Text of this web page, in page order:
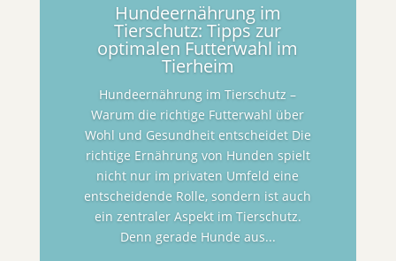
Hundeernährung im
Tierschutz: Tipps zur
optimalen Futterwahl im
Tierheim
Hundeernährung im Tierschutz –
Warum die richtige Futterwahl über
Wohl und Gesundheit entscheidet Die
richtige Ernährung von Hunden spielt
nicht nur im privaten Umfeld eine
entscheidende Rolle, sondern ist auch
ein zentraler Aspekt im Tierschutz.
Denn gerade Hunde aus...